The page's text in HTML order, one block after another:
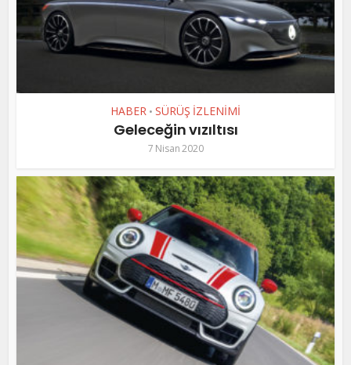
HABER • SÜRÜŞ İZLENİMİ
Geleceğin vızıltısı
7 Nisan 2020